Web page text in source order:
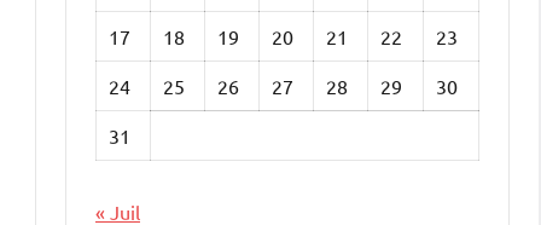
17 18 19 20 21 22 23
24 25 26 27 28 29 30
31
« Juil